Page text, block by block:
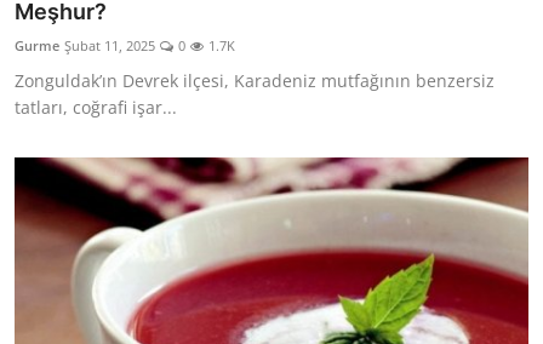
Meşhur?
Gurme Şubat 11, 2025 0 1.7K
Zonguldak’ın Devrek ilçesi, Karadeniz mutfağının benzersiz
tatları, coğrafi işar...